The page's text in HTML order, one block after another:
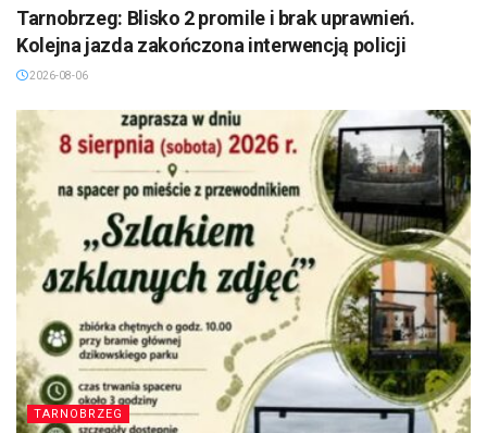
Tarnobrzeg: Blisko 2 promile i brak uprawnień.
Kolejna jazda zakończona interwencją policji
2026-08-06
TARNOBRZEG